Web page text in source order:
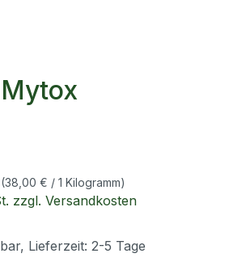
(38,00 € / 1 Kilogramm)
zzgl. Versandkosten
Lieferzeit: 2-5 Tage